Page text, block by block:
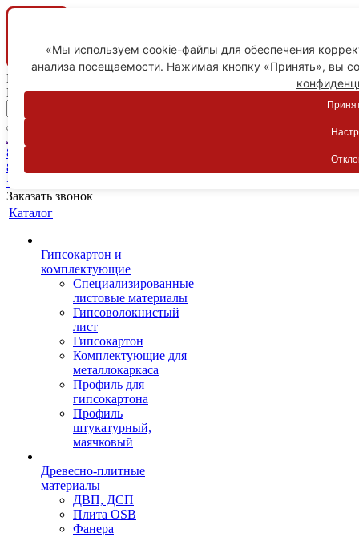
Ваш город
Пятигорск
Личный кабинет
8-800-775-59-89
8-800-775-59-89
+7 918 754-83-77
Заказать звонок
Каталог
Гипсокартон и
комплектующие
Специализированные
листовые материалы
Гипсоволокнистый
лист
Гипсокартон
Комплектующие для
металлокаркаса
Профиль для
гипсокартона
Профиль
штукатурный,
маячковый
Древесно-плитные
материалы
ДВП, ДСП
Плита OSB
Фанера
«Мы используем cookie-файлы для обеспечения
анализа посещаемости. Нажимая кнопку «Принять», вы